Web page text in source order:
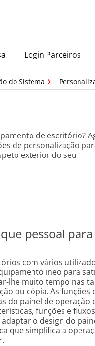
Login Parceiros
do Sistema
de escritório?
de personalização
exterior do seu
pessoal
com vários
ineo para
lhe muito tempo nas
ou cópia. As
do painel de operação
funções e
o design do
que simplifica a